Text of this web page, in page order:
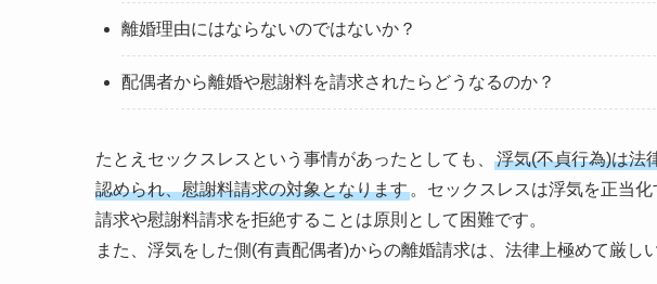
離婚理由にはならないのではないか？
配偶者から離婚や慰謝料を請求されたらどうなるのか？
たとえセックスレスという事情があったとしても、
浮気(不貞行為)は法
認められ、慰謝料請求の対象となります 。セックスレスは浮気を正当
請求や慰謝料請求を拒絶することは原則として困難です。
また、浮気をした側(有責配偶者)からの離婚請求は、法律上極めて厳し